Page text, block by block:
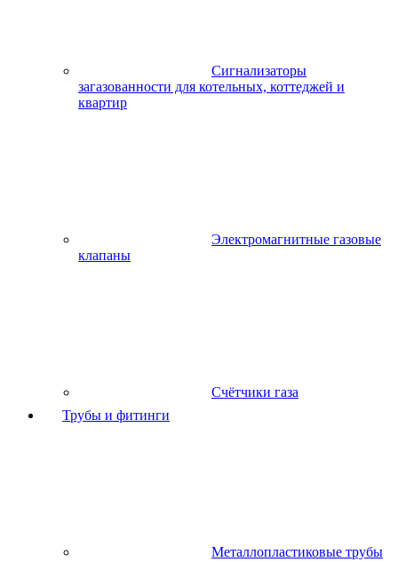
Сигнализаторы
загазованности для котельных, коттеджей и
квартир
Электромагнитные газовые
клапаны
Счётчики газа
Трубы и фитинги
Металлопластиковые трубы